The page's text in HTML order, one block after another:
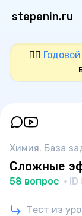
stepenin.ru
❤️‍🔥
Химия. База
Сложные
58 вопрос ·
Тест из